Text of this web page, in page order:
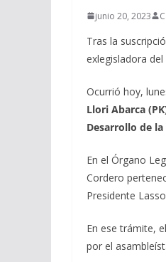
junio 20, 2023
Tras la
exlegisladora
Ocurrió hoy,
Llori Abarca
Desarrollo de
En el Órgano
Cordero
Presidente
En ese trámite,
por el